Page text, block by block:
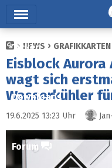
Ticker
Tests
Downloads
Preisvergleich
Forum
NEWS GRAFIKKARTEN
Eisblock Aurora
wagt sich
Wasserkühler
19.6.2025 13:23 Uhr